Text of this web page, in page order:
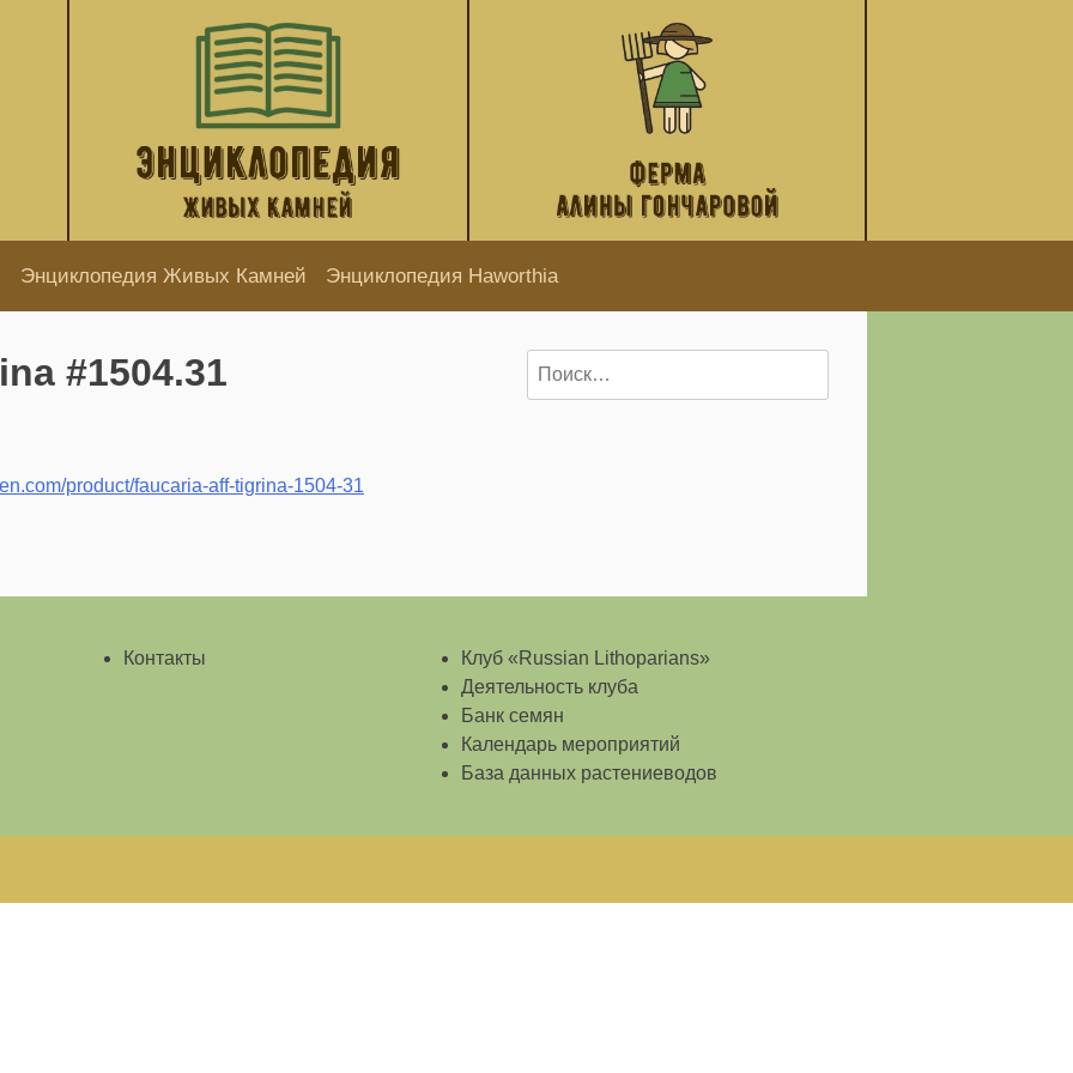
Энциклопедия Живых Камней Энциклопедия Haworthia
#1504.31
product/faucaria-aff-tigrina-1504-31
Найти:
Контакты
Клуб «Russian Lithoparians»
Деятельность клуба
Банк семян
Календарь мероприятий
База данных растениеводов